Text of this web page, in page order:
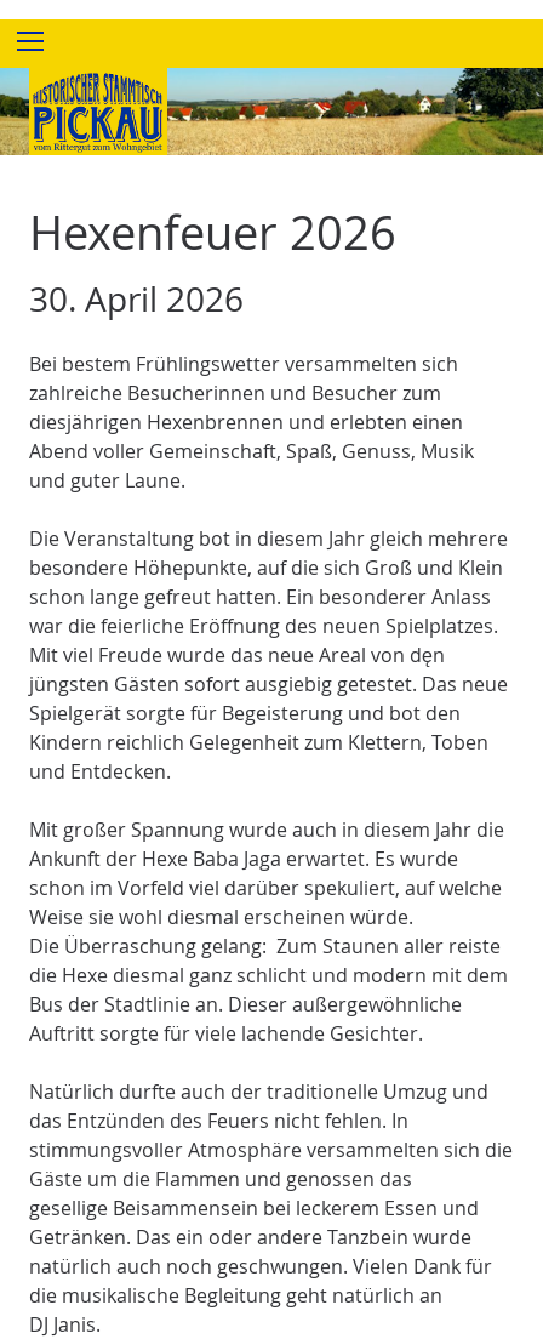
u
m
I
n
Hexenfeuer 2026
30. April 2026
Bei bestem Frühlingswetter versammelten sich
zahlreiche Besucherinnen und Besucher zum
diesjährigen Hexenbrennen und erlebten einen
Abend voller Gemeinschaft, Spaß, Genuss, Musik
und guter Laune.
Die Veranstaltung bot in diesem Jahr gleich mehrere
besondere Höhepunkte, auf die sich Groß und Klein
schon lange gefreut hatten. Ein besonderer Anlass
war die feierliche Eröffnung des neuen Spielplatzes.
Mit viel Freude wurde das neue Areal von dęn
jüngsten Gästen sofort ausgiebig getestet. Das neue
Spielgerät sorgte für Begeisterung und bot den
Kindern reichlich Gelegenheit zum Klettern, Toben
und Entdecken.
Mit großer Spannung wurde auch in diesem Jahr die
Ankunft der Hexe Baba Jaga erwartet. Es wurde
schon im Vorfeld viel darüber spekuliert, auf welche
Weise sie wohl diesmal erscheinen würde.
Die Überraschung gelang: Zum Staunen aller reiste
die Hexe diesmal ganz schlicht und modern mit dem
Bus der Stadtlinie an. Dieser außergewöhnliche
Auftritt sorgte für viele lachende Gesichter.
Natürlich durfte auch der traditionelle Umzug und
das Entzünden des Feuers nicht fehlen. In
stimmungsvoller Atmosphäre versammelten sich die
Gäste um die Flammen und genossen das
gesellige Beisammensein bei leckerem Essen und
Getränken. Das ein oder andere Tanzbein wurde
natürlich auch noch geschwungen. Vielen Dank für
die musikalische Begleitung geht natürlich an
DJ Janis.